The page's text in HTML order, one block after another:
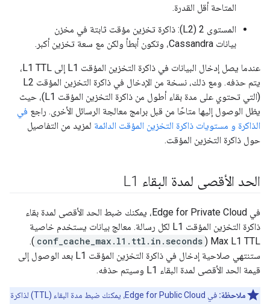
المتاحة أقل القدرة.
المستوى 2 (L2): ذاكرة تخزين مؤقت ثابتة في مخزن
بيانات Cassandra، وتكون أبطأ ولكن مع سعة تخزين أكبر.
عندما يصل إدخال البيانات في ذاكرة التخزين المؤقت L1 إلى L1 TTL،
يتم حذفه. ومع ذلك، نسخة من الإدخال في ذاكرة التخزين المؤقت L2
(التي تحتوي على مدة بقاء أطول من ذاكرة التخزين المؤقت L1)، حيث
يظل الوصول إليها متاحًا من قبل برامج معالجة الرسائل الأخرى. راجع في
الذاكرة و مستويات ذاكرة التخزين المؤقت الدائمة لمزيد من التفاصيل
حول ذاكرة التخزين المؤقت.
الحد الأقصى لمدة البقاء L1
في Edge for Private Cloud، يمكنك ضبط الحد الأقصى لمدة بقاء
ذاكرة التخزين المؤقت L1 لكل رسالة. معالج بيانات يستخدم خاصية
Max L1 TTL (
conf_cache_max.l1.ttl.in.seconds
).
ستنتهي صلاحية إدخال في ذاكرة التخزين المؤقت L1 بعد الوصول إلى
قيمة الحد الأقصى لمدة البقاء L1 وسيتم حذفه.
ملاحظة:
في Edge for Public Cloud، يمكنك ضبط مدة البقاء (TTL) لذاكرة